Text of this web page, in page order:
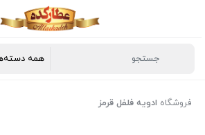
فروشگاه ادویه فلفل قرمز